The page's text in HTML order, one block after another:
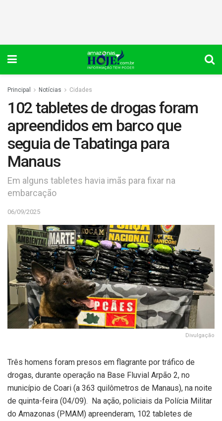
Principal Notícias Cidades
102 tabletes de drogas foram
apreendidos em barco que
seguia de Tabatinga para
Manaus
Em alguns tabletes havia imãs para fixar na
embarcação
06/09/2025
Divulgação
Três homens foram presos em flagrante por tráfico de
drogas, durante operação na Base Fluvial Arpão 2, no
município de Coari (a 363 quilômetros de Manaus), na noite
de quinta-feira (04/09). Na ação, policiais da Polícia Militar
do Amazonas (PMAM) apreenderam, 102 tabletes de